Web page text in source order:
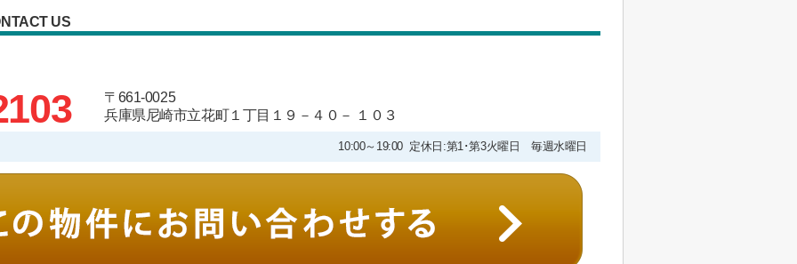
US
〒661-0025
兵庫県尼崎市立花町１丁目１９－４０－ １０３
10:00～19:00 定休日:第1･第3火曜日 毎週水曜日